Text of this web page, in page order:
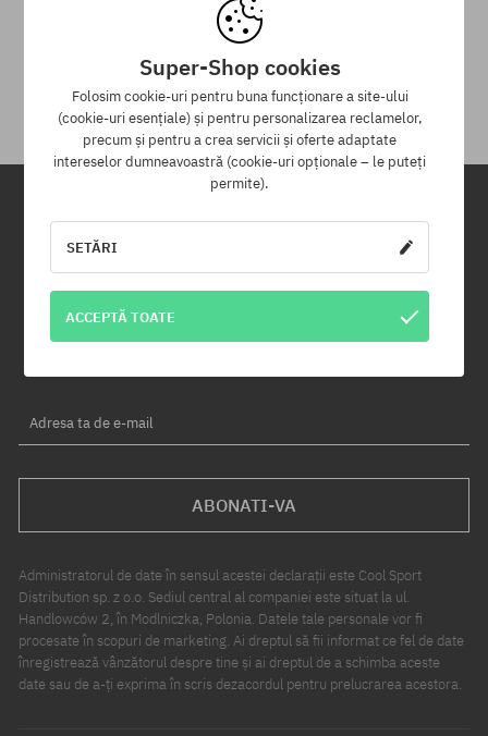
30 zile pentru returnarea mărfii
Pentru returnarea produsului ai la dispoziție 30 zile de la data
primirii.
Înregistrează-te pentru a primi newsletter-ul nostru și vei fi informat
primul despre produse noi și campaniile de promoție!
În plus, vei primi un cod de reducere de -5% pentru întreaga
Adresa ta de e-mail
ABONATI-VA
Administratorul de date în sensul acestei declarații este Cool Sport
Distribution sp. z o.o. Sediul central al companiei este situat la ul.
Handlowców 2, în Modlniczka, Polonia. Datele tale personale vor fi
procesate în scopuri de marketing. Ai dreptul să fii informat ce fel de date
înregistrează vânzătorul despre tine și ai dreptul de a schimba aceste
date sau de a-ți exprima în scris dezacordul pentru prelucrarea acestora.
Super-Shop cookies
Folosim cookie-uri pentru buna funcționare a site-ului
(cookie-uri esențiale) și pentru personalizarea reclamelor,
precum și pentru a crea servicii și oferte adaptate
intereselor dumneavoastră (cookie-uri opționale – le puteți
permite).
SETĂRI
ACCEPTĂ TOATE